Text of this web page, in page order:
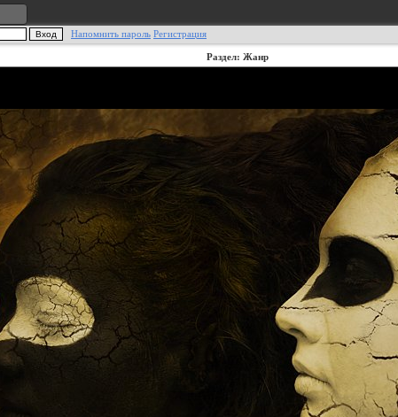
Напомнить пароль Регистрация
Раздел: Жанр